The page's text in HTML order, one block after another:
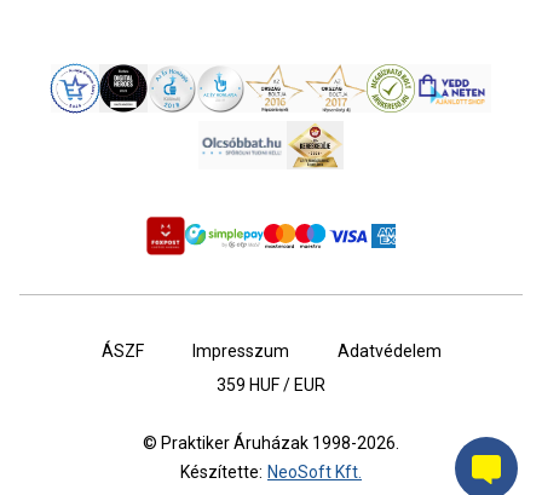
ÁSZF Impresszum
Adatvédelem
359 HUF / EUR
© Praktiker Áruházak 1998-2026.
Készítette: NeoSoft Kft.